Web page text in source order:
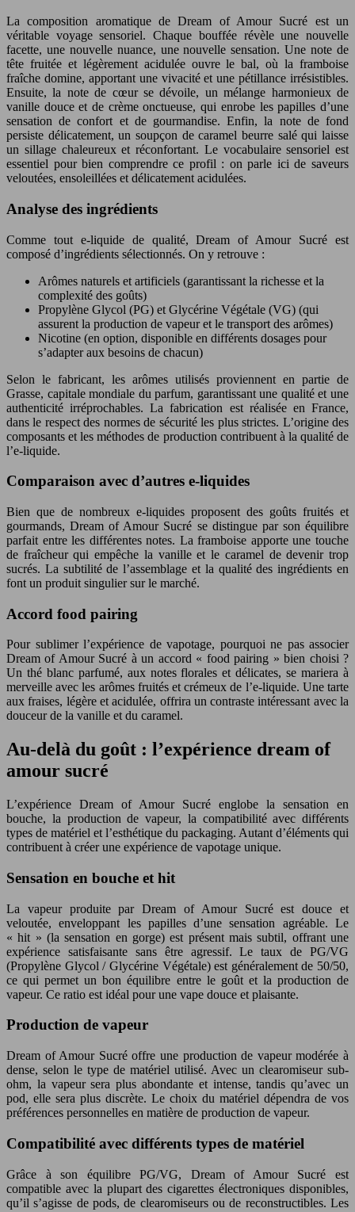
La composition aromatique de Dream of Amour Sucré est un
véritable voyage sensoriel. Chaque bouffée révèle une nouvelle
facette, une nouvelle nuance, une nouvelle sensation. Une note de
tête fruitée et légèrement acidulée ouvre le bal, où la framboise
fraîche domine, apportant une vivacité et une pétillance irrésistibles.
Ensuite, la note de cœur se dévoile, un mélange harmonieux de
vanille douce et de crème onctueuse, qui enrobe les papilles d’une
sensation de confort et de gourmandise. Enfin, la note de fond
persiste délicatement, un soupçon de caramel beurre salé qui laisse
un sillage chaleureux et réconfortant. Le vocabulaire sensoriel est
essentiel pour bien comprendre ce profil : on parle ici de saveurs
veloutées, ensoleillées et délicatement acidulées.
Analyse des ingrédients
Comme tout e-liquide de qualité, Dream of Amour Sucré est
composé d’ingrédients sélectionnés. On y retrouve :
Arômes naturels et artificiels (garantissant la richesse et la
complexité des goûts)
Propylène Glycol (PG) et Glycérine Végétale (VG) (qui
assurent la production de vapeur et le transport des arômes)
Nicotine (en option, disponible en différents dosages pour
s’adapter aux besoins de chacun)
Selon le fabricant, les arômes utilisés proviennent en partie de
Grasse, capitale mondiale du parfum, garantissant une qualité et une
authenticité irréprochables. La fabrication est réalisée en France,
dans le respect des normes de sécurité les plus strictes. L’origine des
composants et les méthodes de production contribuent à la qualité de
l’e-liquide.
Comparaison avec d’autres e-liquides
Bien que de nombreux e-liquides proposent des goûts fruités et
gourmands, Dream of Amour Sucré se distingue par son équilibre
parfait entre les différentes notes. La framboise apporte une touche
de fraîcheur qui empêche la vanille et le caramel de devenir trop
sucrés. La subtilité de l’assemblage et la qualité des ingrédients en
font un produit singulier sur le marché.
Accord food pairing
Pour sublimer l’expérience de vapotage, pourquoi ne pas associer
Dream of Amour Sucré à un accord « food pairing » bien choisi ?
Un thé blanc parfumé, aux notes florales et délicates, se mariera à
merveille avec les arômes fruités et crémeux de l’e-liquide. Une tarte
aux fraises, légère et acidulée, offrira un contraste intéressant avec la
douceur de la vanille et du caramel.
Au-delà du goût : l’expérience dream of
amour sucré
L’expérience Dream of Amour Sucré englobe la sensation en
bouche, la production de vapeur, la compatibilité avec différents
types de matériel et l’esthétique du packaging. Autant d’éléments qui
contribuent à créer une expérience de vapotage unique.
Sensation en bouche et hit
La vapeur produite par Dream of Amour Sucré est douce et
veloutée, enveloppant les papilles d’une sensation agréable. Le
« hit » (la sensation en gorge) est présent mais subtil, offrant une
expérience satisfaisante sans être agressif. Le taux de PG/VG
(Propylène Glycol / Glycérine Végétale) est généralement de 50/50,
ce qui permet un bon équilibre entre le goût et la production de
vapeur. Ce ratio est idéal pour une vape douce et plaisante.
Production de vapeur
Dream of Amour Sucré offre une production de vapeur modérée à
dense, selon le type de matériel utilisé. Avec un clearomiseur sub-
ohm, la vapeur sera plus abondante et intense, tandis qu’avec un
pod, elle sera plus discrète. Le choix du matériel dépendra de vos
préférences personnelles en matière de production de vapeur.
Compatibilité avec différents types de matériel
Grâce à son équilibre PG/VG, Dream of Amour Sucré est
compatible avec la plupart des cigarettes électroniques disponibles,
qu’il s’agisse de pods, de clearomiseurs ou de reconstructibles. Les